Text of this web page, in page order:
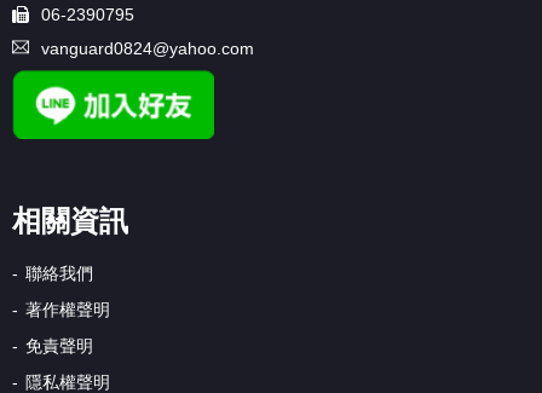
06-2390795
vanguard0824@yahoo.com
相關資訊
聯絡我們
著作權聲明
免責聲明
隱私權聲明